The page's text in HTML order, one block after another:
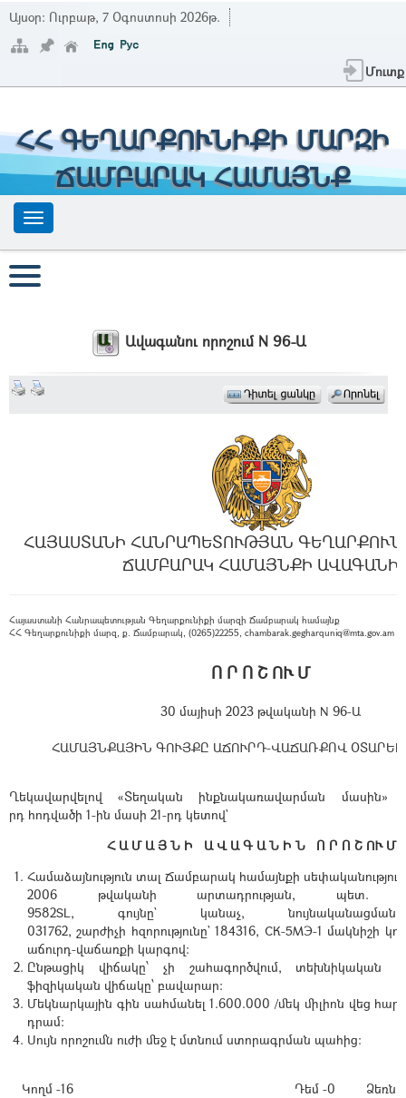
Այսօր: Ուրբաթ, 7 Օգոստոսի 2026թ.
Մուտք
ՀՀ ԳԵՂԱՐՔՈՒՆԻՔԻ ՄԱՐԶԻ
ՃԱՄԲԱՐԱԿ ՀԱՄԱՅՆՔ
Ավագանու որոշում N 96-Ա
ՀԱՅԱՍՏԱՆԻ ՀԱՆՐԱՊԵՏՈՒԹՅԱՆ
ՃԱՄԲԱՐԱԿ ՀԱՄԱՅՆՔԻ ԱՎԱԳԱՆԻ
Հայաստանի Հանրապետության Գեղարքունիքի մարզի Ճամբարակ համայնք
ՀՀ Գեղարքունիքի մարզ, ք. Ճամբարակ, (0265)22255, chambarak.gegharquniq@mta.gov.am
Ո Ր Ո Շ ՈՒ Մ
30 մայիսի 2023 թվականի N 96-Ա
ՀԱՄԱՅՆՔԱՅԻՆ ԳՈՒՅՔԸ ԱՃՈՒՐԴ-ՎԱՃԱՌՔՈՎ
Ղեկավարվելով«Տեղական ինքնակառավարման մասին»
րդ հոդվածի 1-ին մասի 21-րդ կետով`
Հ Ա Մ Ա Յ Ն Ի
Ա Վ Ա Գ Ա Ն Ի Ն Ո Ր Ո Շ ՈՒ Մ
Համաձայնություն տալ Ճամբարակ համայնքի
2006 թվականի արտադրության,
9582SL, գույնը` կանաչ,
031762,շարժիչի հզորությունը` 184316, СК-5МЭ-1 մակնիշի
աճուրդ-վաճառքի կարգով:
Ընթացիկ վիճակը՝ չի շահագործվում, տեխնիկական
ֆիզիկական վիճակը՝ բավարար:
Մեկնարկային գին սահմանել 1.600.000 /մեկ միլիոն վեց
դրամ:
Սույն որոշումն ուժի մեջ է մտնում ստորագրման պահից:
Կողմ -16
Դեմ -0